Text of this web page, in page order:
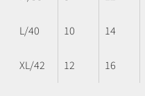
L/40 10 14
XL/42 12 16